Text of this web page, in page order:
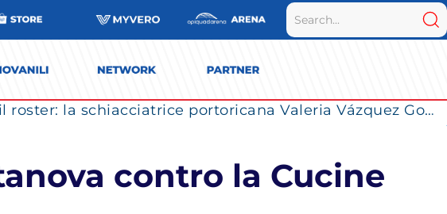
La Numia Vero Volley completa il roster: la schiacciatrice portoricana Valeria Vázquez Gomez è l’ultimo innesto di Milano per la stagione 2026/2027
contro la Cucine